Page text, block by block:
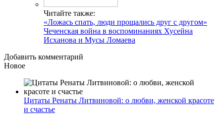
Читайте также:
«Ложась спать, люди прощались друг с другом»
Чеченская война в воспоминаниях Хусейна
Исханова и Мусы Ломаева
Добавить комментарий
Новое
Цитаты Ренаты Литвиновой: о любви, женской красоте
и счастье